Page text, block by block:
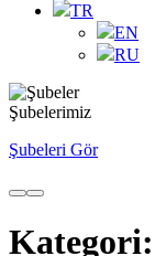
TR
EN
RU
Şubelerimiz
Şubeleri Gör
Kategori: